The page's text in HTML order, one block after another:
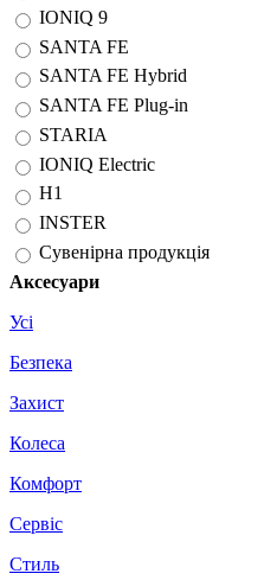
IONIQ 9
SANTA FE
SANTA FE Hybrid
SANTA FE Plug-in
STARIA
IONIQ Electric
H1
INSTER
Сувенірна продукція
Аксесуари
Усі
Безпека
Захист
Колеса
Комфорт
Сервіс
Стиль